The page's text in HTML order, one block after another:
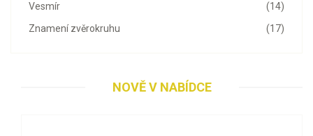
(14)
Vesmír
(17)
Znamení zvěrokruhu
NOVĚ V NABÍDCE